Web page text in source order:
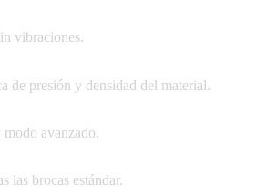
vibraciones.
de presión y densidad del material.
avanzado.
las brocas estándar.